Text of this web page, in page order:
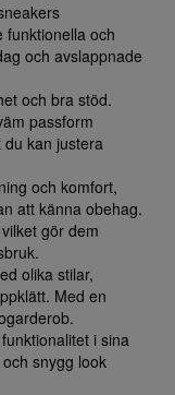
funktionella och
och avslappnade
och bra stöd.
passform
kan justera
och komfort,
att känna obehag.
gör dem
olika stilar,
Med en
i sina
snygg look